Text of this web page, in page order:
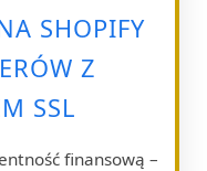
SHOPIFY
Z
SSL
finansową –